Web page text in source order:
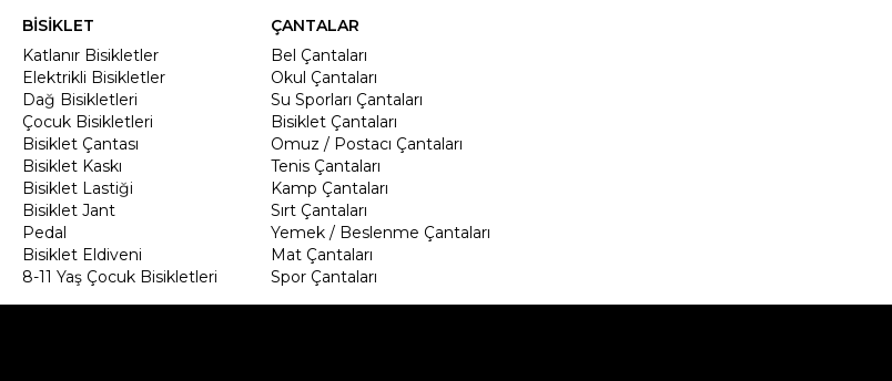
BİSİKLET
Katlanır Bisikletler
Elektrikli Bisikletler
Dağ Bisikletleri
Çocuk Bisikletleri
Bisiklet Çantası
Bisiklet Kaskı
Bisiklet Lastiği
Bisiklet Jant
Pedal
Bisiklet Eldiveni
8-11 Yaş Çocuk Bisikletleri
ÇANTALAR
Bel Çantaları
Okul Çantaları
Su Sporları Çantaları
Bisiklet Çantaları
Omuz / Postacı Çantaları
Tenis Çantaları
Kamp Çantaları
Sırt Çantaları
Yemek / Beslenme Çantaları
Mat Çantaları
Spor Çantaları